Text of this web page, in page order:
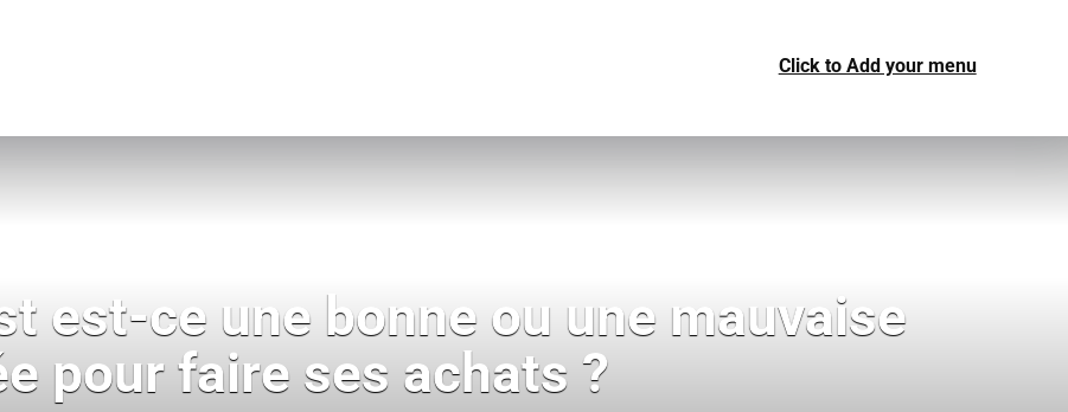
Click to Add your menu
est-ce une bonne ou une mauvaise
pour faire ses achats ?